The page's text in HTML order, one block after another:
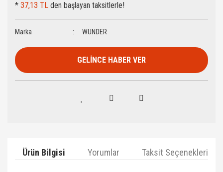
* 37,13 TL den başlayan taksitlerle!
Marka WUNDER
GELİNCE HABER VER
Ürün Bilgisi Yorumlar Taksit Seçenekleri